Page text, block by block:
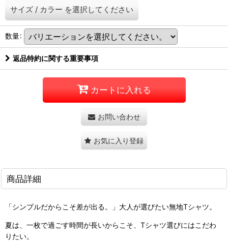
サイズ / カラー を選択してください
数量:
返品特約に関する重要事項
カートに入れる
お問い合わせ
お気に入り登録
商品詳細
「シンプルだからこそ差が出る。」大人が選びたい無地Tシャツ。
夏は、一枚で過ごす時間が長いからこそ、Tシャツ選びにはこだわ
りたい。